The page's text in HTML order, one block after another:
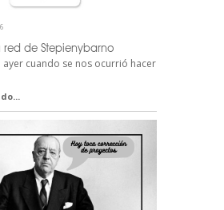
red de Stepienybarno
ayer cuando se nos ocurrió hacer